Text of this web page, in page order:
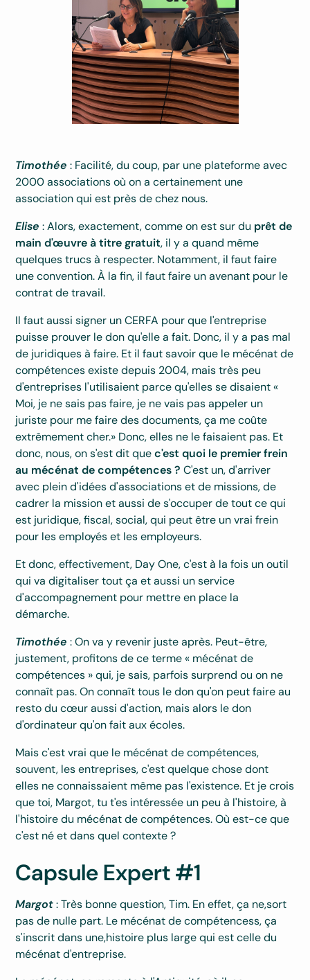
Timothée: Facilité, du coup, par une plateforme avec
2000 associations où on a certainement une
association qui est près de chez nous.
Elise : Alors, exactement, comme on est sur du prêt de
main d'œuvre à titre gratuit, il y a quand même
quelques trucs à respecter. Notamment, il faut faire
une convention. À la fin, il faut faire un avenant pour le
contrat de travail.
Il faut aussi signer un CERFA pour que l'entreprise
puisse prouver le don qu'elle a fait. Donc, il y a pas mal
de juridiques à faire. Et il faut savoir que le mécénat de
compétences existe depuis 2004, mais très peu
d'entreprises l'utilisaient parce qu'elles se disaient «
Moi, je ne sais pas faire, je ne vais pas appeler un
juriste pour me faire des documents, ça me coûte
extrêmement cher.» Donc, elles ne le faisaient pas. Et
donc, nous, on s'est dit quec'est quoi le premier frein
au mécénat de compétences ? C'est un, d'arriver
avec plein d'idées d'associations et de missions, de
cadrer la mission et aussi de s'occuper de tout ce qui
est juridique, fiscal, social, qui peut être un vrai frein
pour les employés et les employeurs.
Et donc, effectivement, Day One, c'est à la fois un outil
qui va digitaliser tout ça et aussi un service
d'accompagnement pour mettre en place la
démarche.
Timothée: On va y revenir juste après. Peut-être,
justement, profitons de ce terme « mécénat de
compétences » qui, je sais, parfois surprend ou on ne
connaît pas. On connaît tous le don qu'on peut faire au
resto du cœur aussi d'action, mais alors le don
d'ordinateur qu'on fait aux écoles.
Mais c'est vrai que le mécénat de compétences,
souvent, les entreprises, c'est quelque chose dont
elles ne connaissaient même pas l'existence. Et je crois
que toi, Margot, tu t'es intéressée un peu à l'histoire, à
l'histoire du mécénat de compétences. Où est-ce que
c'est né et dans quel contexte ?
Capsule Expert #1
Margot: Très bonne question, Tim. En effet, ça ne,sort
pas de nulle part. Le mécénat de compétencess, ça
s'inscrit dans une,histoire plus large qui est celle du
mécénat d'entreprise.